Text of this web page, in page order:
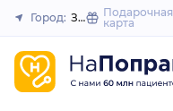
Город: ЗаинскПодарочная
карта